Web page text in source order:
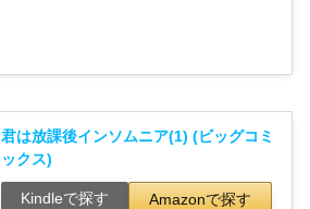
君は放課後インソムニア(1) (ビッグコミ
ックス)
Kindleで探す Amazonで探す